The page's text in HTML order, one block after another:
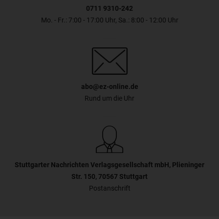
Sie zur Website zurückkehren. Wenn Ihnen die Schriftgröße
nun zu klein sein sollte, lesen Sie den Abschnitt Die Schrift
0711 9310-242
Mo. - Fr.: 7:00 - 17:00 Uhr, Sa.: 8:00 - 12:00 Uhr
abo@ez-online.de
Rund um die Uhr
Stuttgarter Nachrichten Verlagsgesellschaft mbH, Plieninger
Str. 150, 70567 Stuttgart
Postanschrift